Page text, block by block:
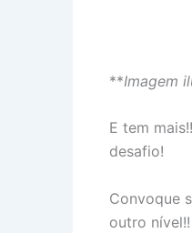
**Imagem
E tem
desafio!
Convoque
outro nível!!